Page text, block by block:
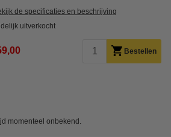
de specificaties en beschrijving
uitverkocht
Bestellen
momenteel onbekend.